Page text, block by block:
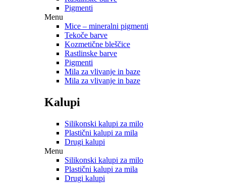
Pigmenti
Menu
Mice – mineralni pigmenti
Tekoče barve
Kozmetične bleščice
Rastlinske barve
Pigmenti
Mila za vlivanje in baze
Mila za vlivanje in baze
Kalupi
Silikonski kalupi za milo
Plastični kalupi za mila
Drugi kalupi
Menu
Silikonski kalupi za milo
Plastični kalupi za mila
Drugi kalupi